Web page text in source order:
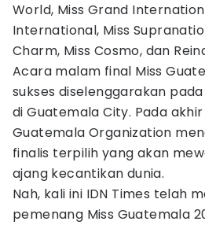
World, Miss Grand
International, Miss
Charm, Miss Cosmo, dan
Acara malam final Miss
sukses diselenggarakan
di Guatemala City. Pada
Guatemala Organization
finalis terpilih yang akan
ajang kecantikan dunia.
Nah, kali ini IDN Times telah
pemenang Miss Guatemala